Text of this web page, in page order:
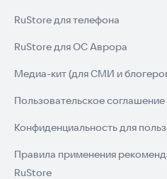
RuStore для телефона
RuStore для ОС Аврора
Медиа-кит (для СМИ и
Пользовательское соглашение
Конфиденциальность для
Правила применения
RuStore